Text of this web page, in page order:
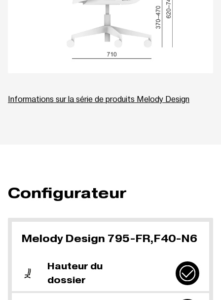
Informations sur la série de produits Melody Design
Configurateur
Melody Design 795-FR,F40-N6
Hauteur du
dossier